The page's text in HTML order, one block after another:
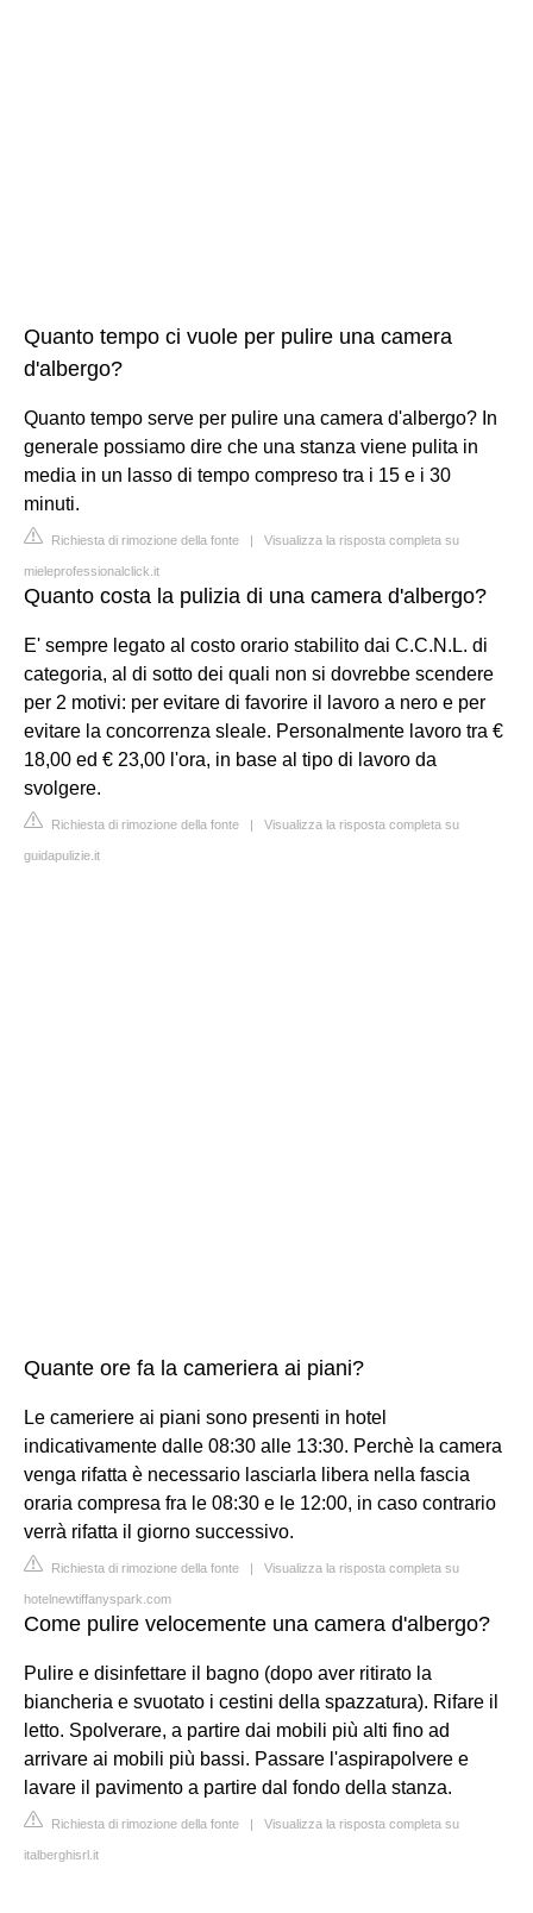
Quanto tempo ci vuole per pulire una camera
d'albergo?
Quanto tempo serve per pulire una camera d'albergo? In
generale possiamo dire che una stanza viene pulita in
media in un lasso di tempo compreso tra i 15 e i 30
minuti.
Richiesta di rimozione della fonte | Visualizza la risposta completa su
mieleprofessionalclick.it
Quanto costa la pulizia di una camera d'albergo?
E' sempre legato al costo orario stabilito dai C.C.N.L. di
categoria, al di sotto dei quali non si dovrebbe scendere
per 2 motivi: per evitare di favorire il lavoro a nero e per
evitare la concorrenza sleale. Personalmente lavoro tra €
18,00 ed € 23,00 l'ora, in base al tipo di lavoro da
svolgere.
Richiesta di rimozione della fonte | Visualizza la risposta completa su
guidapulizie.it
Quante ore fa la cameriera ai piani?
Le cameriere ai piani sono presenti in hotel
indicativamente dalle 08:30 alle 13:30. Perchè la camera
venga rifatta è necessario lasciarla libera nella fascia
oraria compresa fra le 08:30 e le 12:00, in caso contrario
verrà rifatta il giorno successivo.
Richiesta di rimozione della fonte | Visualizza la risposta completa su
hotelnewtiffanyspark.com
Come pulire velocemente una camera d'albergo?
Pulire e disinfettare il bagno (dopo aver ritirato la
biancheria e svuotato i cestini della spazzatura). Rifare il
letto. Spolverare, a partire dai mobili più alti fino ad
arrivare ai mobili più bassi. Passare l'aspirapolvere e
lavare il pavimento a partire dal fondo della stanza.
Richiesta di rimozione della fonte | Visualizza la risposta completa su
italberghisrl.it